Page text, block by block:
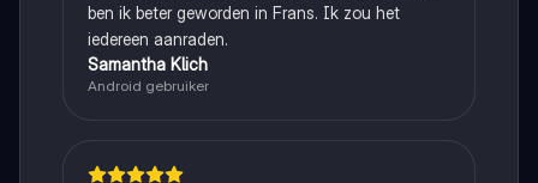
ben ik beter geworden in Frans. Ik zou het
iedereen aanraden.
Samantha Klich
Android gebruiker